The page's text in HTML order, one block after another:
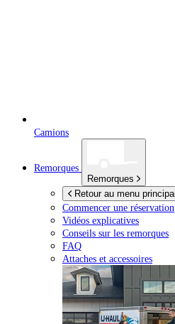
Camions
Remorques
Remorques
Retour au menu principal
Commencer une réservation
Vidéos explicatives
Conseils sur les remorques
FAQ
Attaches et accessoires